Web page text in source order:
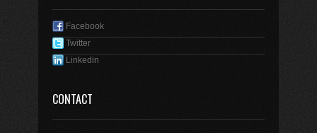
Facebook
Twitter
Linkedin
CONTACT